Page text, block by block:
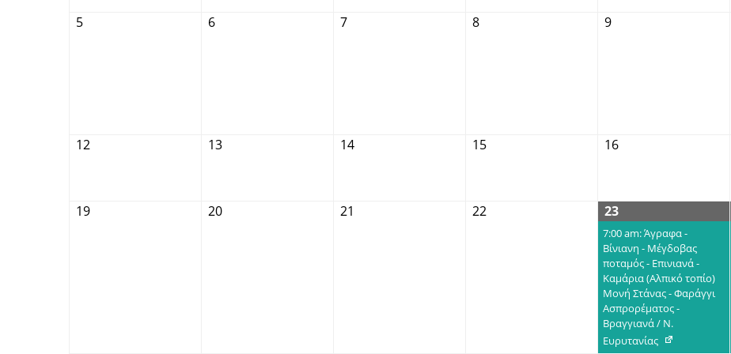
5 6 7 8 9
12 13 14 15 16
19 20 21 22 23
7:00 am: Άγραφα -
Βίνιανη - Μέγδοβας
ποταμός - Επινιανά -
Καμάρια (Αλπικό τοπίο)
Μονή Στάνας - Φαράγγι
Ασπρορέματος -
Βραγγιανά / Ν.
Ευρυτανίας